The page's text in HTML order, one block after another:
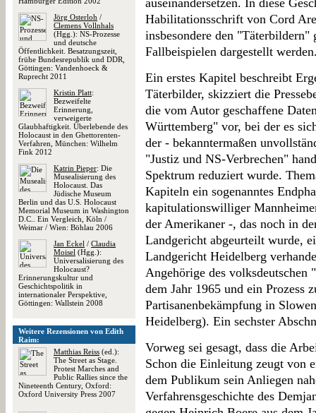
Jörg Osterloh /
Clemens Vollnhals
(Hgg.): NS-Prozesse
und deutsche
Öffentlichkeit. Besatzungszeit,
frühe Bundesrepublik und DDR,
Göttingen: Vandenhoeck &
Ruprecht 2011
Kristin Platt:
Bezweifelte
Erinnerung,
verweigerte
Glaubhaftigkeit. Überlebende des
Holocaust in den Ghettorenten-
Verfahren, München: Wilhelm
Fink 2012
Katrin Pieper: Die
Musealisierung des
Holocaust. Das
Jüdische Museum
Berlin und das U.S. Holocaust
Memorial Museum in Washington
D.C.. Ein Vergleich, Köln /
Weimar / Wien: Böhlau 2006
Jan Eckel / Claudia
Moisel (Hgg.):
Universalisierung des
Holocaust?
Erinnerungskultur und
Geschichtspolitik in
internationaler Perspektive,
Göttingen: Wallstein 2008
Weitere Rezensionen von Edith
Raim:
Matthias Reiss (ed.):
The Street as Stage.
Protest Marches and
Public Rallies since the
Nineteenth Century, Oxford:
Oxford University Press 2007
auseinandersetzen. In diese
Habilitationsschrift von Cord
insbesondere den
Fallbeispielen dargestellt
Ein erstes Kapitel beschreibt
Täterbilder, skizziert die
die vom Autor geschaffene
Württemberg" vor, bei der es
der - bekanntermaßen
"Justiz und NS-Verbrechen"
Spektrum reduziert wurde.
Kapiteln ein sogenanntes
kapitulationswilliger
der Amerikaner -, das noch in
Landgericht abgeurteilt wurde,
Landgericht Heidelberg
Angehörige des volksdeutschen
dem Jahr 1965 und ein Prozess
Partisanenbekämpfung in
Heidelberg). Ein sechster
Vorweg sei gesagt, dass die
Schon die Einleitung zeugt von
dem Publikum sein Anliegen
Verfahrensgeschichte des